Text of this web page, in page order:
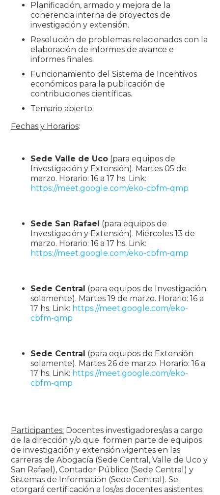
Planificación, armado y mejora de la
coherencia interna de proyectos de
investigación y extensión.
Resolución de problemas relacionados con la
elaboración de informes de avance e
informes finales.
Funcionamiento del Sistema de Incentivos
económicos para la publicación de
contribuciones científicas.
Temario abierto.
Fechas y Horarios:
Sede Valle de Uco (para equipos de
Investigación y Extensión). Martes 05 de
marzo. Horario: 16 a 17 hs. Link:
https://meet.google.com/eko-cbfm-qmp
Sede San Rafael (para equipos de
Investigación y Extensión). Miércoles 13 de
marzo. Horario: 16 a 17 hs. Link:
https://meet.google.com/eko-cbfm-qmp
Sede Central (para equipos de Investigación
solamente). Martes 19 de marzo. Horario: 16 a
17 hs. Link: https://meet.google.com/eko-
cbfm-qmp
Sede Central (para equipos de Extensión
solamente). Martes 26 de marzo. Horario: 16 a
17 hs. Link: https://meet.google.com/eko-
cbfm-qmp
Participantes: Docentes investigadores/as a cargo
de la dirección y/o que formen parte de equipos
de investigación y extensión vigentes en las
carreras de Abogacía (Sede Central, Valle de Uco y
San Rafael), Contador Público (Sede Central) y
Sistemas de Información (Sede Central). Se
otorgará certificación a los/as docentes asistentes.